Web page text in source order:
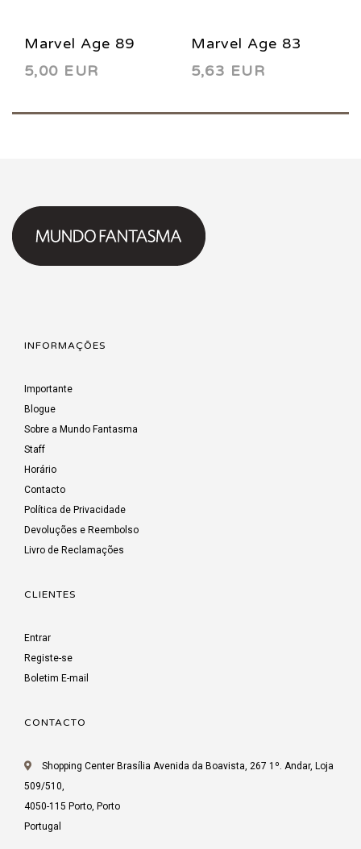
Marvel Age 89
1990
5,00 EUR
Marvel Age 83
1989
5,63 EUR
INFORMAÇÕES
Importante
Blogue
Sobre a Mundo Fantasma
Staff
Horário
Contacto
Política de Privacidade
Devoluções e Reembolso
Livro de Reclamações
CLIENTES
Entrar
Registe-se
Boletim E-mail
CONTACTO
Shopping Center Brasília Avenida da Boavista, 267 1º. Andar, Loja
509/510,
4050-115 Porto, Porto
Portugal